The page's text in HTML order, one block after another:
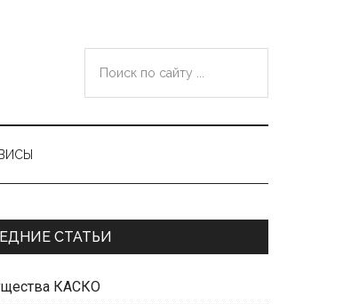
...
СТАТЬИ
КАСКО